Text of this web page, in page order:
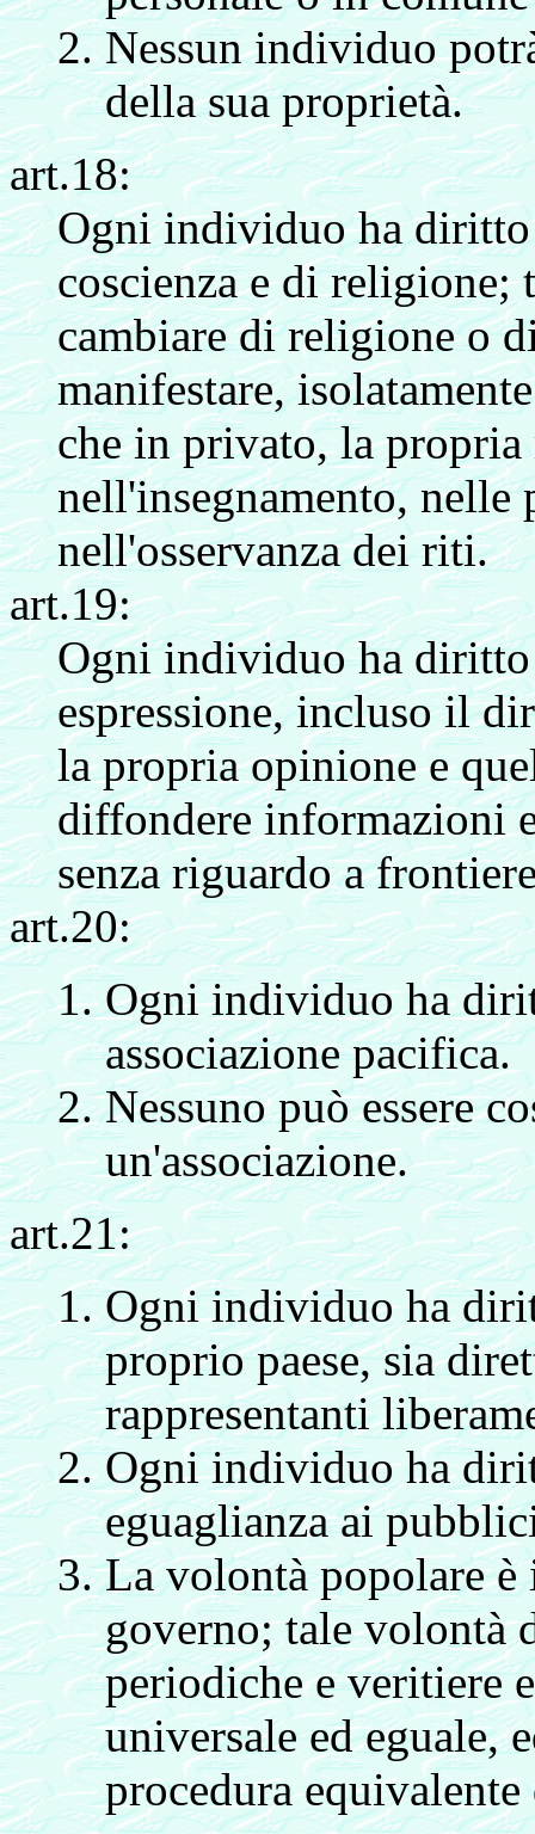
Nessun individuo
della sua proprietà.
art.18:
Ogni individuo ha
coscienza e di
cambiare di religione o
manifestare,
che in privato, la
nell'insegnamento, nelle
nell'osservanza dei riti.
art.19:
Ogni individuo ha
espressione, incluso il
la propria opinione e
diffondere informazioni
senza riguardo a
art.20:
Ogni individuo ha
associazione pacifica.
Nessuno può essere
un'associazione.
art.21:
Ogni individuo ha
proprio paese, sia
rappresentanti
Ogni individuo ha
eguaglianza ai
La volontà popolare
governo; tale volontà
periodiche e veritiere
universale ed eguale,
procedura